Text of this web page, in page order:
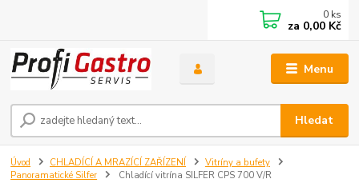
Menu
Hledat
0 ks
za 0,00 Kč
Úvod CHLADÍCÍ A MRAZÍCÍ ZAŘÍZENÍ
Vitríny a bufety
Panoramatické Silfer
Chladící vitrína SILFER CPS 700 V/R